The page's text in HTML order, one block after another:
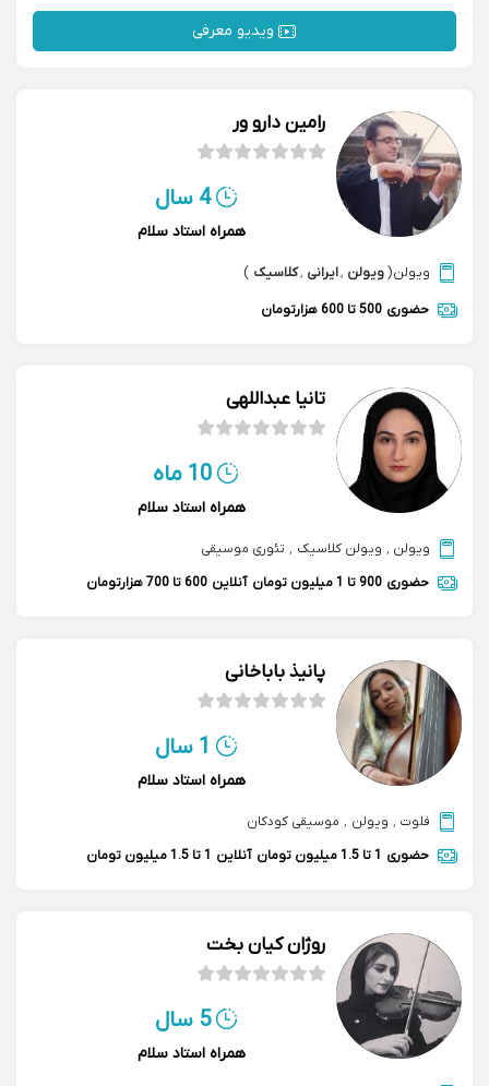
ویدیو معرفی
رامین دارو ور
4 سال
همراه استاد سلام
ویولن(ویولن ,ایرانی ,کلاسیک )
حضوری 500 تا 600 هزارتومان
تانیا عبداللهی
10 ماه
همراه استاد سلام
ویولن , ویولن کلاسیک , تئوری موسیقی
حضوری 900 تا 1 میلیون تومان آنلاین 600 تا 700 هزارتومان
پانیذ باباخانی
1 سال
همراه استاد سلام
فلوت , ویولن , موسیقی کودکان
حضوری 1 تا 1.5 میلیون تومان آنلاین 1 تا 1.5 میلیون تومان
روژان کیان بخت
5 سال
همراه استاد سلام